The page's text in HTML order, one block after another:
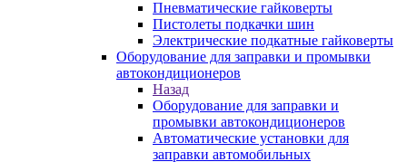
Пневматические гайковерты
Пистолеты подкачки шин
Электрические подкатные гайковерты
Оборудование для заправки и промывки
автокондиционеров
Назад
Оборудование для заправки и
промывки автокондиционеров
Автоматические установки для
заправки автомобильных